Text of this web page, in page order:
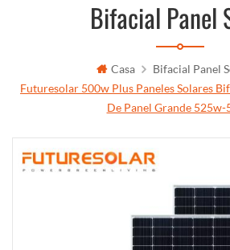
Bifacial Panel
Casa
Bifacial Panel
Futuresolar 500w Plus Paneles Solares
De Panel Grande 525w-